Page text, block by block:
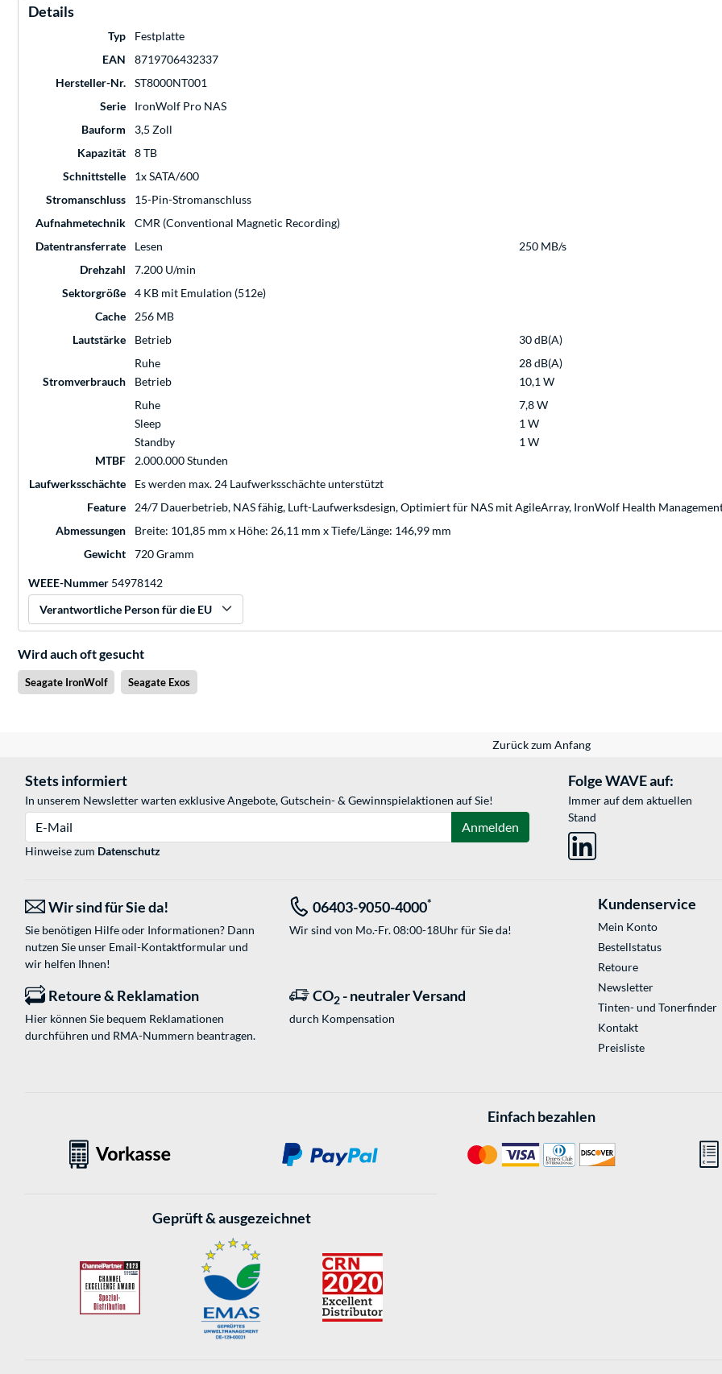
Details
Typ
Festplatte
EAN
8719706432337
Hersteller-Nr.
ST8000NT001
Serie
IronWolf Pro NAS
Bauform
3,5 Zoll
Kapazität
8 TB
Schnittstelle
1x SATA/600
Stromanschluss
15-Pin-Stromanschluss
Aufnahmetechnik
CMR (Conventional Magnetic Recording)
Datentransferrate
Lesen
250 MB/s
Drehzahl
7.200 U/min
Sektorgröße
4 KB mit Emulation (512e)
Cache
256 MB
Lautstärke
Betrieb
30 dB(A)
Ruhe
28 dB(A)
Stromverbrauch
Betrieb
10,1 W
Ruhe
7,8 W
Sleep
1 W
Standby
1 W
MTBF
2.000.000 Stunden
Laufwerksschächte
Es werden max. 24 Laufwerksschächte unterstützt
Feature
24/7 Dauerbetrieb, NAS fähig, Luft-Laufwerksdesign, Optimiert für NAS mit AgileArray, IronWolf Health
Abmessungen
Breite: 101,85 mm x Höhe: 26,11 mm x Tiefe/Länge: 146,99 mm
Gewicht
720 Gramm
WEEE-Nummer 54978142
Verantwortliche Person für die EU
Wird auch oft gesucht
Seagate IronWolf Seagate Exos
Zurück zum Anfang
Stets informiert
In unserem Newsletter warten exklusive Angebote, Gutschein- & Gewinnspielaktionen auf Sie!
Anmelden
Hinweise zum Datenschutz
Folge WAVE auf:
Immer auf dem aktuellen
Stand
Wir sind für Sie da!
Sie benötigen Hilfe oder Informationen? Dann
nutzen Sie unser Email-Kontaktformularund
wir helfen Ihnen!
06403-9050-4000*
Wir sind von Mo.-Fr. 08:00-18Uhr für Sie da!
Retoure & Reklamation
Hier können Sie bequem Reklamationen
durchführen und RMA-Nummern beantragen.
CO2 - neutraler Versand
durch Kompensation
Kundenservice
Mein Konto
Bestellstatus
Retoure
Newsletter
Tinten- und Tonerfinder
Kontakt
Preisliste
Einfach bezahlen
Geprüft & ausgezeichnet